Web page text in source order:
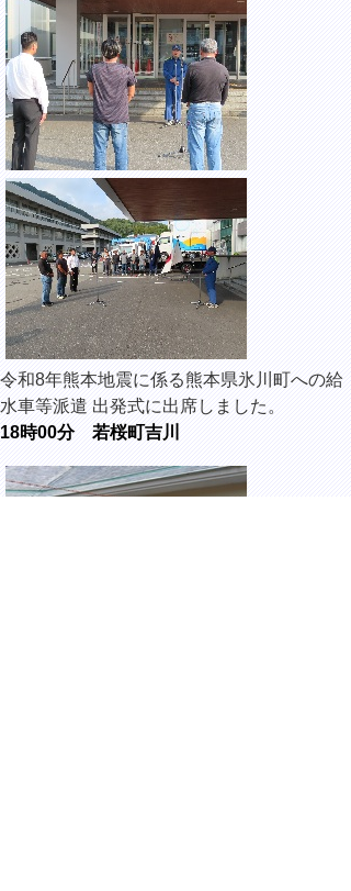
令和8年熊本地震に係る熊本県氷川町への給
水車等派遣 出発式に出席しました。
18時00分 若桜町吉川